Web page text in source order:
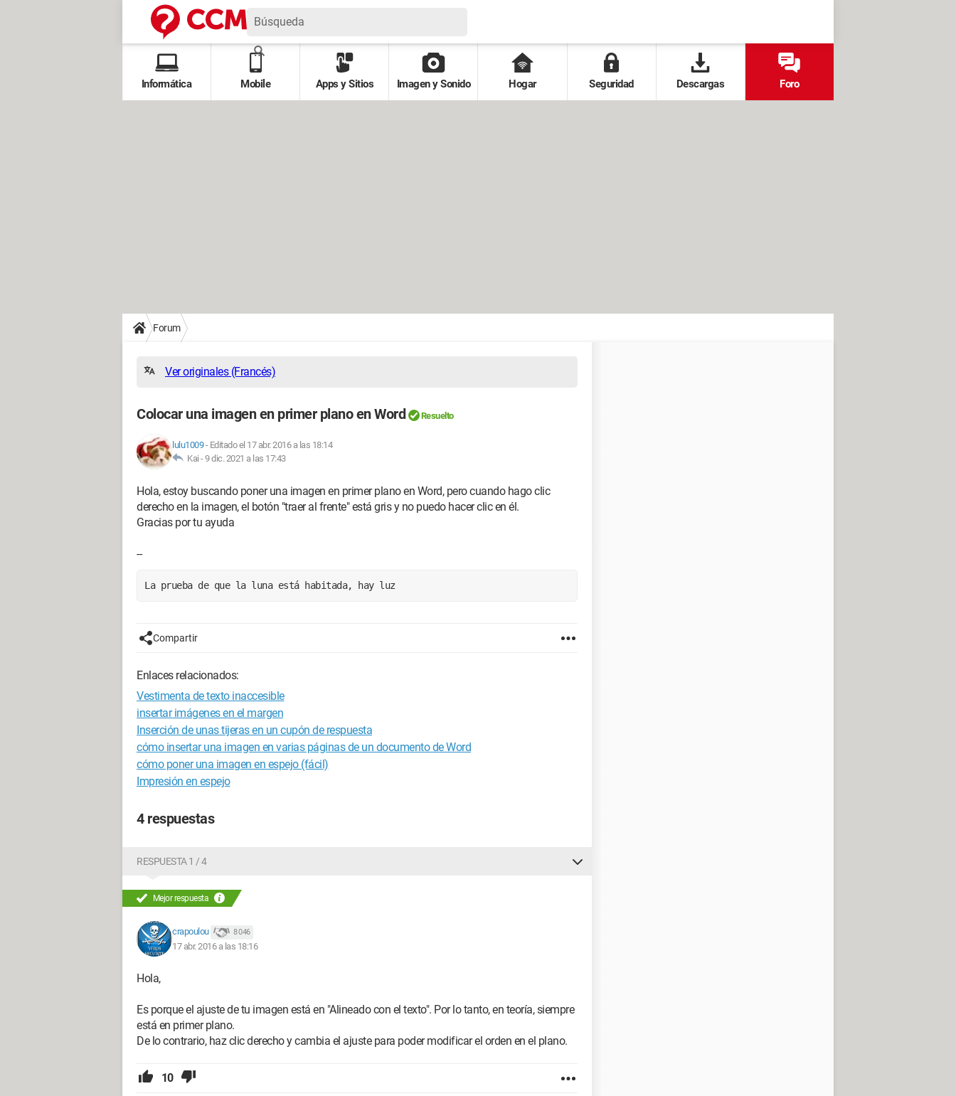
Informática Mobile Apps y Sitios Imagen y Sonido Hogar Seguridad Descargas Foro
Forum
Ver originales (Francés)
Colocar una imagen en primer plano en Word Resuelto
lulu1009- Editado el 17 abr. 2016 a las 18:14
Kai -9 dic. 2021 a las 17:43
Hola, estoy buscando poner una imagen en primer plano en Word, pero cuando hago clic
derecho en la imagen, el botón "traer al frente" está gris y no puedo hacer clic en él.
Gracias por tu ayuda
--
La prueba de que la luna está habitada, hay luz
Compartir
Enlaces relacionados:
Vestimenta de texto inaccesible
insertar imágenes en el margen
Inserción de unas tijeras en un cupón de respuesta
cómo insertar una imagen en varias páginas de un documento de Word
cómo poner una imagen en espejo (fácil)
Impresión en espejo
4 respuestas
RESPUESTA 1 / 4
Mejor respuesta
crapoulou 8 046
17 abr. 2016 a las 18:16
Hola,
Es porque el ajuste de tu imagen está en "Alineado con el texto". Por lo tanto, en teoría, siempre
está en primer plano.
De lo contrario, haz clic derecho y cambia el ajuste para poder modificar el orden en el plano.
10